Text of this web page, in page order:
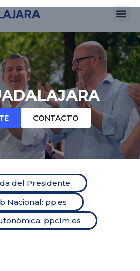
CONTACTO
del Presidente
Nacional: pp.es
ppclm.es